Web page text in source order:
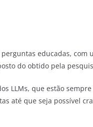
educadas, com
do obtido pela
LLMs, que estão
até que seja possível